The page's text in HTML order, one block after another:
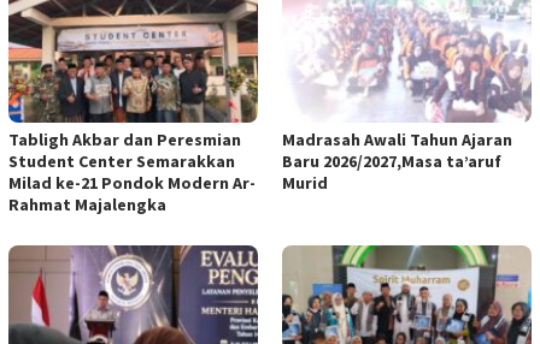
Tabligh Akbar dan Peresmian
Student Center Semarakkan
Milad ke-21 Pondok Modern Ar-
Rahmat Majalengka
Madrasah Awali Tahun Ajaran
Baru 2026/2027,Masa ta’aruf
Murid